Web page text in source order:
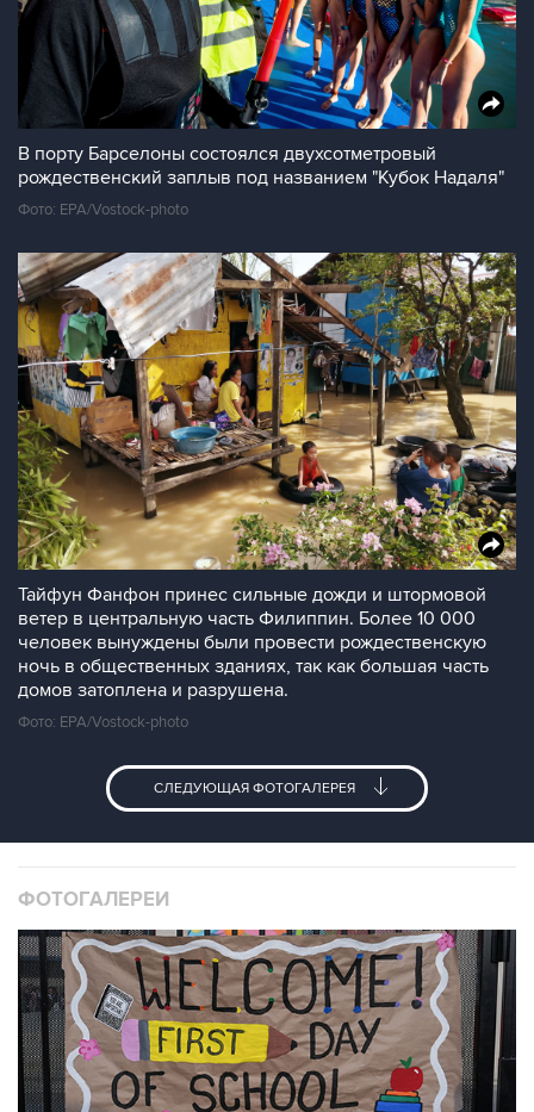
В порту Барселоны состоялся двухсотметровый
рождественский заплыв под названием "Кубок Надаля"
Фото: EPA/Vostock-photo
Тайфун Фанфон принес сильные дожди и штормовой
ветер в центральную часть Филиппин. Более 10 000
человек вынуждены были провести рождественскую
ночь в общественных зданиях, так как большая часть
домов затоплена и разрушена.
Фото: EPA/Vostock-photo
СЛЕДУЮЩАЯ ФОТОГАЛЕРЕЯ
ФОТОГАЛЕРЕИ